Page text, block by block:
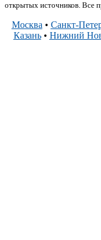
открытых источников. Все
Москва • Санкт-
Казань• Нижний